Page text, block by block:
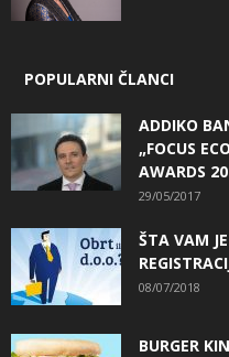
POPULARNI ČLANCI
ADDIKO
„FOCUS
AWARDS
29/05/2017
ŠTA VAM
08/07/2018
BURGER